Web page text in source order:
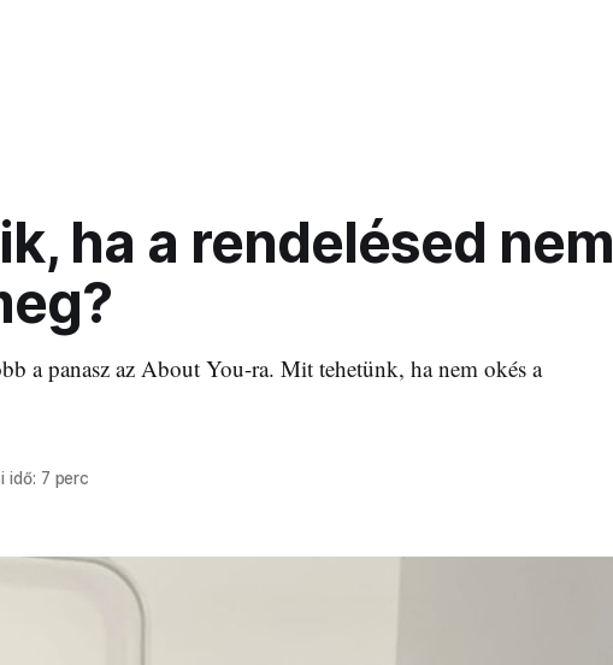
ha a rendelésed nem
a panasz az About You-ra. Mit tehetünk, ha nem okés a
idő: 7 perc